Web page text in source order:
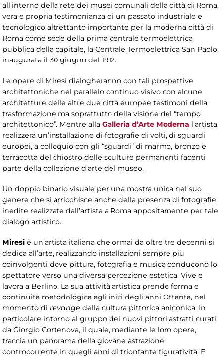
all’interno della rete dei musei comunali della città di Roma,
vera e propria testimonianza di un passato industriale e
tecnologico altrettanto importante per la moderna città di
Roma come sede della prima centrale termoelettrica
pubblica della capitale, la Centrale Termoelettrica San Paolo,
inaugurata il 30 giugno del 1912.
Le opere di Miresi dialogheranno con tali prospettive
architettoniche nel parallelo continuo visivo con alcune
architetture delle altre due città europee testimoni della
trasformazione ma soprattutto della visione del “tempo
architettonico”. Mentre alla Galleria d’Arte Moderna l’artista
realizzerà un’installazione di fotografie di volti, di sguardi
europei, a colloquio con gli “sguardi” di marmo, bronzo e
terracotta del chiostro delle sculture permanenti facenti
parte della collezione d’arte del museo.
Un doppio binario visuale per una mostra unica nel suo
genere che si arricchisce anche della presenza di fotografie
inedite realizzate dall’artista a Roma appositamente per tale
dialogo artistico.
Miresi è un’artista italiana che ormai da oltre tre decenni si
dedica all’arte, realizzando installazioni sempre più
coinvolgenti dove pittura, fotografia e musica conducono lo
spettatore verso una diversa percezione estetica. Vive e
lavora a Berlino. La sua attività artistica prende forma e
continuità metodologica agli inizi degli anni Ottanta, nel
momento di revange della cultura pittorica aniconica. In
particolare intorno al gruppo dei nuovi pittori astratti curati
da Giorgio Cortenova, il quale, mediante le loro opere,
traccia un panorama della giovane astrazione,
controcorrente in quegli anni di trionfante figuratività. E